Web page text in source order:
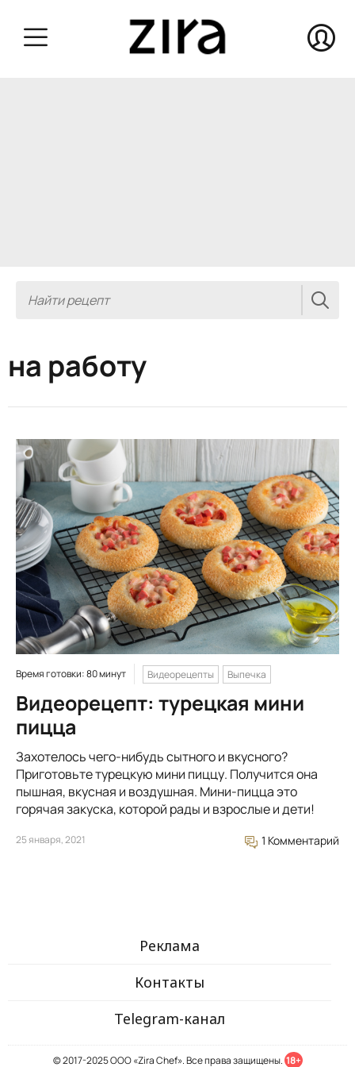
на работу
Время готовки: 80 минут Видеорецепты Выпечка
Видеорецепт: турецкая мини
пицца
Захотелось чего-нибудь сытного и вкусного?
Приготовьте турецкую мини пиццу. Получится она
пышная, вкусная и воздушная. Мини-пицца это
горячая закуска, которой рады и взрослые и дети!
25 января, 2021 1 Комментарий
Реклама
Контакты
Telegram-канал
© 2017-2025 ООО «Zira Chef». Все права защищены. 18+